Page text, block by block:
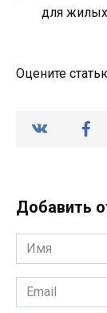
для
Оцените
Добавить
Имя
*
Email
*